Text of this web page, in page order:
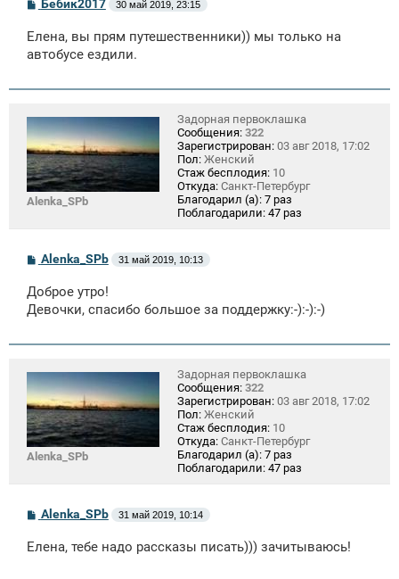
б
щ
и
Бебик2017 30 май 2019, 23:15
Елена, вы прям путешественники)) мы только на
автобусе ездили.
Alenka_SPb
Задорная первоклашка
Сообщения: 322
Зарегистрирован: 03 авг 2018, 17:02
Пол: Женский
Стаж бесплодия: 10
Откуда: Санкт-Петербург
Благодарил (а): 7 раз
Поблагодарили: 47 раз
С
б
щ
и
Alenka_SPb 31 май 2019, 10:13
Доброе утро!
Девочки, спасибо большое за поддержку:-):-):-)
Alenka_SPb
Задорная первоклашка
Сообщения: 322
Зарегистрирован: 03 авг 2018, 17:02
Пол: Женский
Стаж бесплодия: 10
Откуда: Санкт-Петербург
Благодарил (а): 7 раз
Поблагодарили: 47 раз
С
б
Alenka_SPb 31 май 2019, 10:14
Елена, тебе надо рассказы писать))) зачитываюсь!